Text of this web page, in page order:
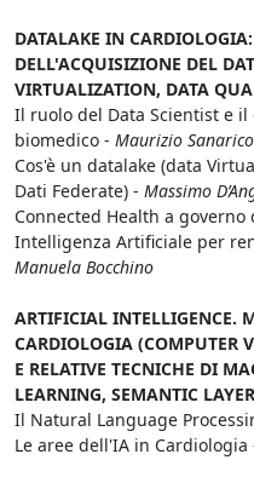
DATALAKE IN
DELL'ACQUISIZIONE DEL
VIRTUALIZATION, DATA
Il ruolo del Data Scientist e il
biomedico - Maurizio Sanarico
Cos'è un datalake (data
Dati Federate) - Massimo
Connected Health a
Intelligenza Artificiale per
Manuela Bocchino
ARTIFICIAL INTELLIGENCE.
CARDIOLOGIA (COMPUTER
E RELATIVE TECNICHE DI
LEARNING, SEMANTIC
Il Natural Language
Le aree dell'IA in Cardiologia